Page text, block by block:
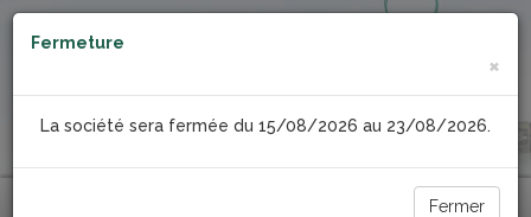
Fermeture
×
La société sera fermée du 15/08/2026 au 23/08/2026.
Fermer